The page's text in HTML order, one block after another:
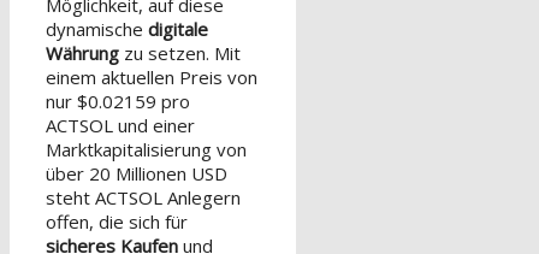
Möglichkeit, auf diese
dynamische digitale
Währung zu setzen. Mit
einem aktuellen Preis von
nur $0.02159 pro
ACTSOL und einer
Marktkapitalisierung von
über 20 Millionen USD
steht ACTSOL Anlegern
offen, die sich für
sicheres Kaufen und